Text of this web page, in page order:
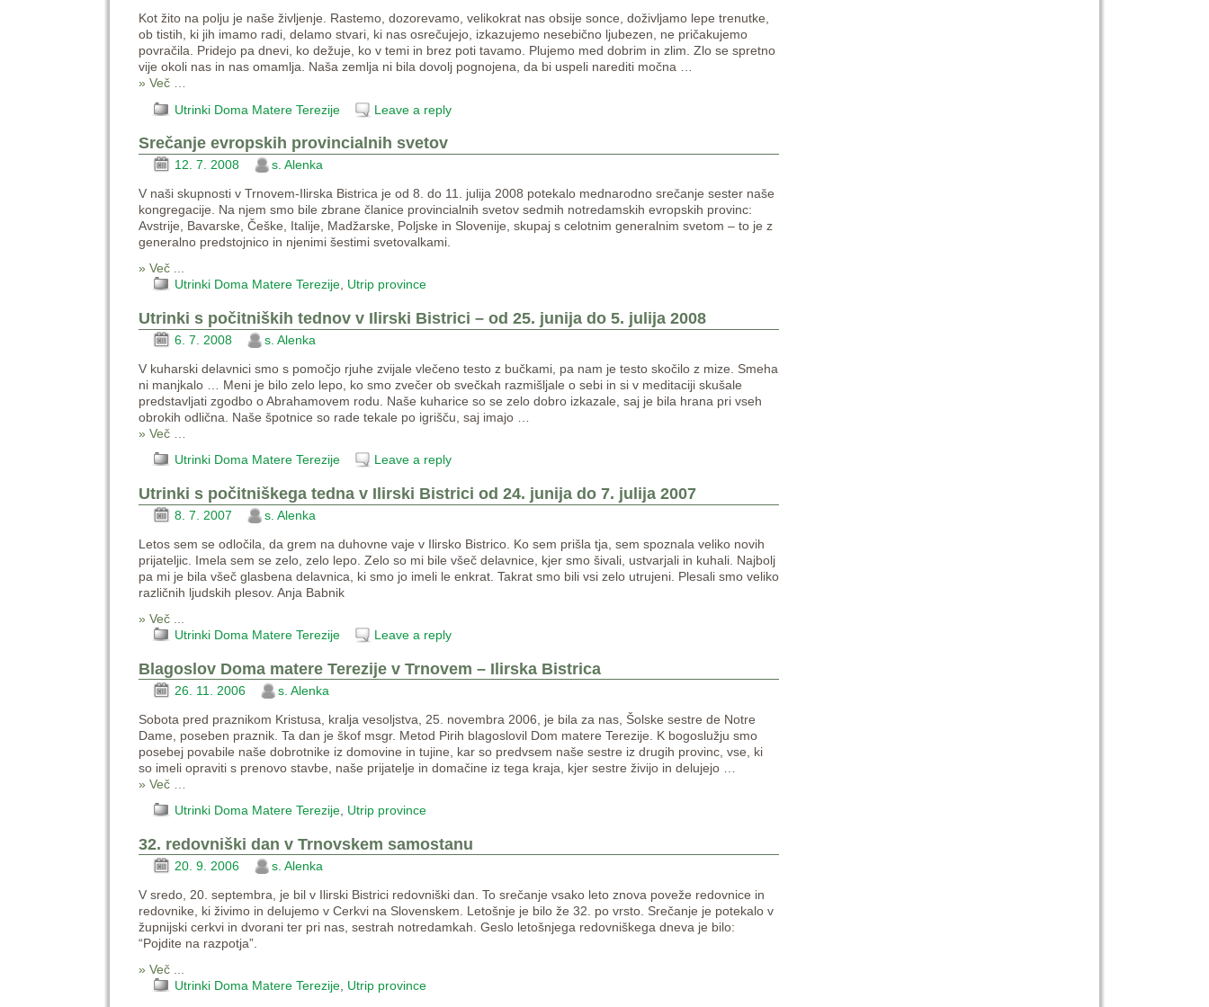
Kot žito na polju je naše življenje. Rastemo, dozorevamo, velikokrat nas obsije sonce, doživljamo lepe trenutke,
ob tistih, ki jih imamo radi, delamo stvari, ki nas osrečujejo, izkazujemo nesebično ljubezen, ne pričakujemo
povračila. Pridejo pa dnevi, ko dežuje, ko v temi in brez poti tavamo. Plujemo med dobrim in zlim. Zlo se spretno
vije okoli nas in nas omamlja. Naša zemlja ni bila dovolj pognojena, da bi uspeli narediti močna …
» Več …
Utrinki Doma Matere Terezije
Leave a reply
Srečanje evropskih provincialnih svetov
12. 7. 2008
s. Alenka
V naši skupnosti v Trnovem-Ilirska Bistrica je od 8. do 11. julija 2008 potekalo mednarodno srečanje sester naše
kongregacije. Na njem smo bile zbrane članice provincialnih svetov sedmih notredamskih evropskih provinc:
Avstrije, Bavarske, Češke, Italije, Madžarske, Poljske in Slovenije, skupaj s celotnim generalnim svetom – to je z
generalno predstojnico in njenimi šestimi svetovalkami.
» Več ...
Utrinki Doma Matere Terezije, Utrip province
Utrinki s počitniških tednov v Ilirski Bistrici – od 25. junija do 5. julija 2008
6. 7. 2008
s. Alenka
V kuharski delavnici smo s pomočjo rjuhe zvijale vlečeno testo z bučkami, pa nam je testo skočilo z mize. Smeha
ni manjkalo … Meni je bilo zelo lepo, ko smo zvečer ob svečkah razmišljale o sebi in si v meditaciji skušale
predstavljati zgodbo o Abrahamovem rodu. Naše kuharice so se zelo dobro izkazale, saj je bila hrana pri vseh
obrokih odlična. Naše špotnice so rade tekale po igrišču, saj imajo
» Več …
Utrinki Doma Matere Terezije
Leave a reply
Utrinki s počitniškega tedna v Ilirski Bistrici od 24. junija do 7. julija 2007
8. 7. 2007
s. Alenka
Letos sem se odločila, da grem na duhovne vaje v Ilirsko Bistrico. Ko sem prišla tja, sem spoznala veliko novih
prijateljic. Imela sem se zelo, zelo lepo. Zelo so mi bile všeč delavnice, kjer smo šivali, ustvarjali in kuhali. Najbolj
pa mi je bila všeč glasbena delavnica, ki smo jo imeli le enkrat. Takrat smo bili vsi zelo utrujeni. Plesali smo veliko
različnih ljudskih plesov. Anja Babnik
» Več ...
Utrinki Doma Matere Terezije
Leave a reply
Blagoslov Doma matere Terezije v Trnovem – Ilirska Bistrica
26. 11. 2006
s. Alenka
Sobota pred praznikom Kristusa, kralja vesoljstva, 25. novembra 2006, je bila za nas, Šolske sestre de Notre
Dame, poseben praznik. Ta dan je škof msgr. Metod Pirih blagoslovil Dom matere Terezije. K bogoslužju smo
posebej povabile naše dobrotnike iz domovine in tujine, kar so predvsem naše sestre iz drugih provinc, vse, ki
so imeli opraviti s prenovo stavbe, naše prijatelje in domačine iz tega kraja, kjer sestre živijo in delujejo
» Več …
Utrinki Doma Matere Terezije, Utrip province
32. redovniški dan v Trnovskem samostanu
20. 9. 2006
s. Alenka
V sredo, 20. septembra, je bil v Ilirski Bistrici redovniški dan. To srečanje vsako leto znova poveže redovnice in
redovnike, ki živimo in delujemo v Cerkvi na Slovenskem. Letošnje je bilo že 32. po vrsto. Srečanje je potekalo v
župnijski cerkvi in dvorani ter pri nas, sestrah notredamkah. Geslo letošnjega redovniškega dneva je bilo:
“Pojdite na razpotja”.
» Več ...
Utrinki Doma Matere Terezije, Utrip province